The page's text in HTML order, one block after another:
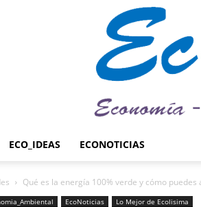
ECO_IDEAS ECONOTICIAS
Qué es la energía 100% verde y cómo puedes
EcoNoticias Lo Mejor de Ecolisima